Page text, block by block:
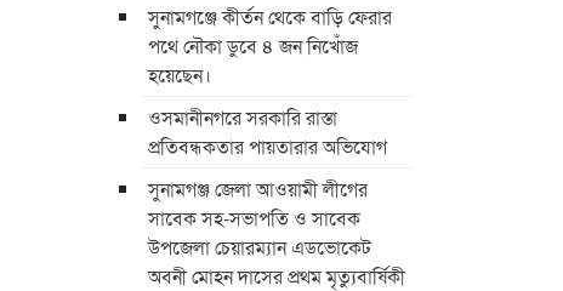
সুনামগঞ্জে কীর্তন থেকে বাড়ি ফেরার
পথে নৌকা ডুবে ৪ জন নিখোঁজ
হয়েছেন।
ওসমানীনগরে সরকারি রাস্তা
প্রতিবন্ধকতার পায়তারার অভিযোগ
সুনামগঞ্জ জেলা আওয়ামী লীগের
সাবেক সহ-সভাপতি ও সাবেক
উপজেলা চেয়ারম্যান এডভোকেট
অবনী মোহন দাসের প্রথম মৃত্যুবার্ষিকী